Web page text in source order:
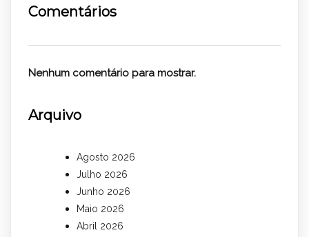
Comentários
Nenhum comentário para mostrar.
Arquivo
Agosto 2026
Julho 2026
Junho 2026
Maio 2026
Abril 2026